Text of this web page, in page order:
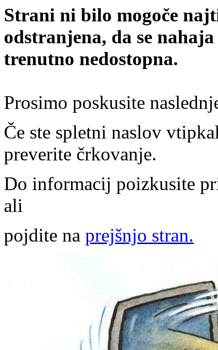
Strani ni bilo mogoče
odstranjena, da se
trenutno nedostopna.
Prosimo poskusite
Če ste spletni naslov
preverite črkovanje.
Do informacij poizkusite
ali
pojdite na prejšnjo stran.